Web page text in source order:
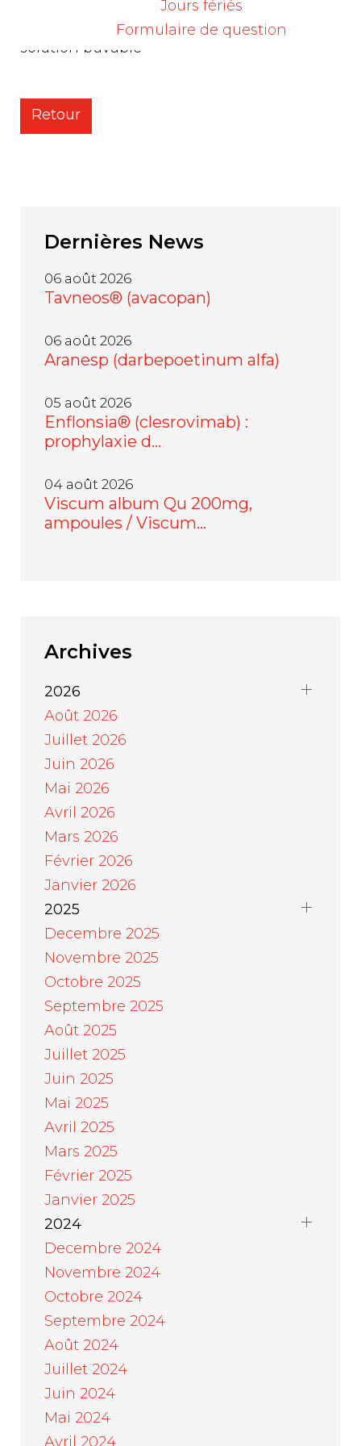
Jours fériés
Formulaire de question
, Retraits de lots – Palexia,
solution buvable
Retour
Dernières News
06 août 2026
Tavneos® (avacopan)
06 août 2026
Aranesp (darbepoetinum alfa)
05 août 2026
Enflonsia® (clesrovimab) :
prophylaxie d…
04 août 2026
Viscum album Qu 200mg,
ampoules / Viscum…
Archives
2026
Août 2026
Juillet 2026
Juin 2026
Mai 2026
Avril 2026
Mars 2026
Février 2026
Janvier 2026
2025
Decembre 2025
Novembre 2025
Octobre 2025
Septembre 2025
Août 2025
Juillet 2025
Juin 2025
Mai 2025
Avril 2025
Mars 2025
Février 2025
Janvier 2025
2024
Decembre 2024
Novembre 2024
Octobre 2024
Septembre 2024
Août 2024
Juillet 2024
Juin 2024
Mai 2024
Avril 2024